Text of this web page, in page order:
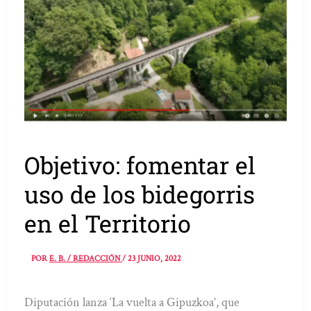
Objetivo: fomentar el
uso de los bidegorris
en el Territorio
PORE. B. / REDACCIÓN/23 JUNIO, 2022
Diputación lanza ‘La vuelta a Gipuzkoa’, que